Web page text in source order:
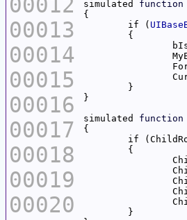
00013
00014
00015
00016
00017
00018
00019
00020
simulated function
	if (
simulated function